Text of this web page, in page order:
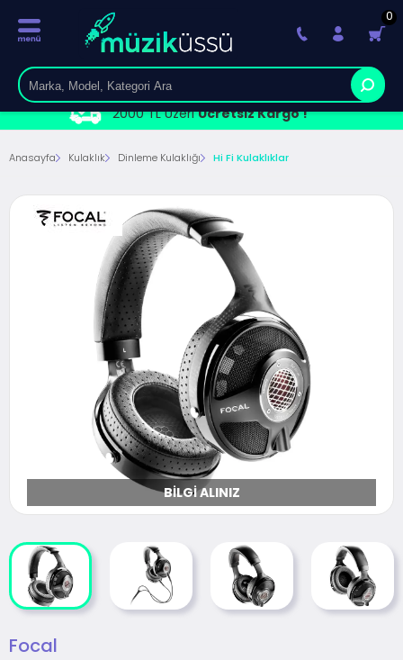
2000 TL ÜzeriÜcretsiz Kargo !
0
Anasayfa Kulaklık Dinleme Kulaklığı Hi Fi Kulaklıklar
BILGI ALINIZ
Focal